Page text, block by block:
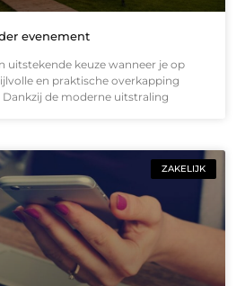
evenement
uitstekende keuze wanneer je op
en praktische overkapping
de moderne uitstraling
ZAKELIJK